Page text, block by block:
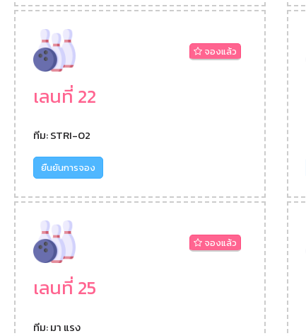
เลนที่ 22
จองแล้ว
ทีม: STRI-02
ยืนยันการจอง
เลนที่ 25
จองแล้ว
ทีม: มา แรง